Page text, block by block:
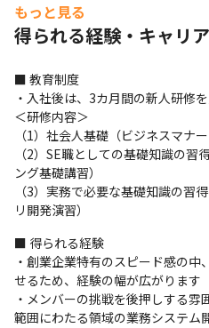
開発手法
アジャイル
ウォーターフォ
Windows
もっと見る
得られる経験・キャリ
■ 教育制度
・入社後は、3カ月間の新人研修
＜研修内容＞
（1）社会人基礎（ビジネスマナ
（2）SE職としての基礎知識の
ング基礎講習）
（3）実務で必要な基礎知識の習
リ開発演習）
■ 得られる経験
・創業企業特有のスピード感の
せるため、経験の幅が広がります
・メンバーの挑戦を後押しする
範囲にわたる領域の業務システム